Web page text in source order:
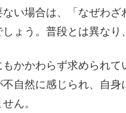
い場合は、「なぜわ
ょう。普段とは異なり
かかわらず求められ
自然に感じられ、自
ん。